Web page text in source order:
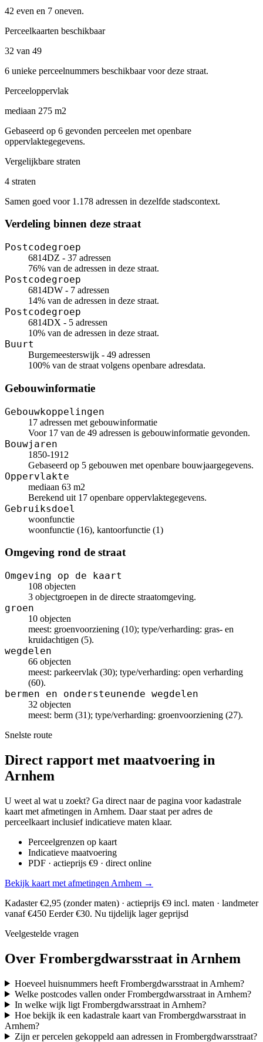
42 even en 7 oneven.
Perceelkaarten beschikbaar
32 van 49
6 unieke perceelnummers beschikbaar voor deze straat.
Perceeloppervlak
mediaan 275 m2
Gebaseerd op 6 gevonden perceelen met openbare
oppervlaktegegevens.
Vergelijkbare straten
4 straten
Samen goed voor 1.178 adressen in dezelfde stadscontext.
Verdeling binnen deze straat
Postcodegroep
6814DZ - 37 adressen
76% van de adressen in deze straat.
Postcodegroep
6814DW - 7 adressen
14% van de adressen in deze straat.
Postcodegroep
6814DX - 5 adressen
10% van de adressen in deze straat.
Buurt
Burgemeesterswijk - 49 adressen
100% van de straat volgens openbare adresdata.
Gebouwinformatie
Gebouwkoppelingen
17 adressen met gebouwinformatie
Voor 17 van de 49 adressen is gebouwinformatie gevonden.
Bouwjaren
1850-1912
Gebaseerd op 5 gebouwen met openbare bouwjaargegevens.
Oppervlakte
mediaan 63 m2
Berekend uit 17 openbare oppervlaktegegevens.
Gebruiksdoel
woonfunctie
woonfunctie (16), kantoorfunctie (1)
Omgeving rond de straat
Omgeving op de kaart
108 objecten
3 objectgroepen in de directe straatomgeving.
groen
10 objecten
meest: groenvoorziening (10); type/verharding: gras- en
kruidachtigen (5).
wegdelen
66 objecten
meest: parkeervlak (30); type/verharding: open verharding
(60).
bermen en ondersteunende wegdelen
32 objecten
meest: berm (31); type/verharding: groenvoorziening (27).
Snelste route
Direct rapport met maatvoering in
Arnhem
U weet al wat u zoekt? Ga direct naar de pagina voor kadastrale
kaart met afmetingen in Arnhem. Daar staat per adres de
perceelkaart inclusief indicatieve maten klaar.
Perceelgrenzen op kaart
Indicatieve maatvoering
PDF · actieprijs €9 · direct online
Bekijk kaart met afmetingen Arnhem →
Kadaster €2,95 (zonder maten) · actieprijs €9 incl. maten · landmeter
vanaf €450 Eerder €30. Nu tijdelijk lager geprijsd
Veelgestelde vragen
Over Frombergdwarsstraat in Arnhem
Hoeveel huisnummers heeft Frombergdwarsstraat in Arnhem?
Welke postcodes vallen onder Frombergdwarsstraat in Arnhem?
In welke wijk ligt Frombergdwarsstraat in Arnhem?
Hoe bekijk ik een kadastrale kaart van Frombergdwarsstraat in
Arnhem?
Zijn er percelen gekoppeld aan adressen in Frombergdwarsstraat?